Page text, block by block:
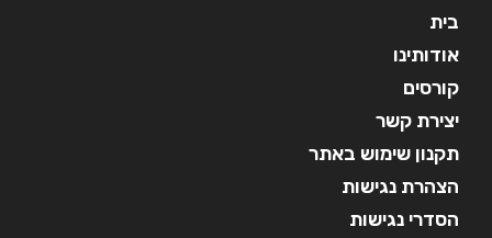
בית
אודותינו
קורסים
יצירת קשר
תקנון שימוש באתר
הצהרת נגישות
הסדרי נגישות